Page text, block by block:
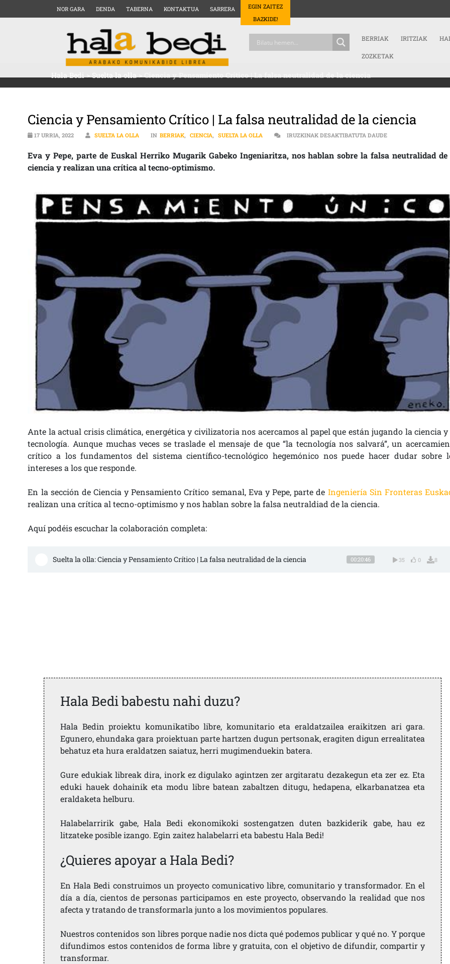
NOR GARA DENDA TABERNA KONTAKTUA SARRERA
EGIN ZAITEZ
BAZKIDE!
BERRIAK IRITZIAK
ZOZKETAK
Hala Bedi>Suelta la olla>Ciencia y Pensamiento Crítico | La falsa neutralidad de la ciencia
Ciencia y Pensamiento Crítico | La falsa neutralidad de la ciencia
17 URRIA, 2022 SUELTA LA OLLA IN BERRIAK, CIENCIA, SUELTA LA OLLA IRUZKINAK DESAKTIBATUTA DAUDECIENCIA Y
Eva y Pepe, parte de Euskal Herriko Mugarik Gabeko Ingeniaritza, nos hablan sobre la falsa neutralidad
ciencia y realizan una crítica al tecno-optimismo.
Ante la actual crisis climática, energética y civilizatoria nos acercamos al papel que están jugando la ciencia
tecnología. Aunque muchas veces se traslade el mensaje de que “la tecnología nos salvará”, un
crítico a los fundamentos del sistema científico-tecnológico hegemónico nos puede hacer dudar sobre
intereses a los que responde.
En la sección de Ciencia y Pensamiento Crítico semanal, Eva y Pepe, parte de Ingeniería Sin Fronteras
realizan una crítica al tecno-optimismo y nos hablan sobre la falsa neutraldiad de la ciencia.
Aquí podéis escuchar la colaboración completa:
Suelta la olla: Ciencia y Pensamiento Crítico | La falsa neutralidad de la ciencia 00:20:46 35 0 8
Hala Bedi babestu nahi duzu?
Hala Bedin proiektu komunikatibo libre, komunitario eta eraldatzailea eraikitzen ari gara.
Egunero, ehundaka gara proiektuan parte hartzen dugun pertsonak, eragiten digun errealitatea
behatuz eta hura eraldatzen saiatuz, herri mugimenduekin batera.
Gure edukiak libreak dira, inork ez digulako agintzen zer argitaratu dezakegun eta zer ez. Eta
eduki hauek dohainik eta modu libre batean zabaltzen ditugu, hedapena, elkarbanatzea eta
eraldaketa helburu.
Halabelarririk gabe, Hala Bedi ekonomikoki sostengatzen duten bazkiderik gabe, hau ez
litzateke posible izango. Egin zaitez halabelarri eta babestu Hala Bedi!
¿Quieres apoyar a Hala Bedi?
En Hala Bedi construimos un proyecto comunicativo libre, comunitario y transformador. En el
día a día, cientos de personas participamos en este proyecto, observando la realidad que nos
afecta y tratando de transformarla junto a los movimientos populares.
Nuestros contenidos son libres porque nadie nos dicta qué podemos publicar y qué no. Y porque
difundimos estos contenidos de forma libre y gratuita, con el objetivo de difundir, compartir y
transformar.